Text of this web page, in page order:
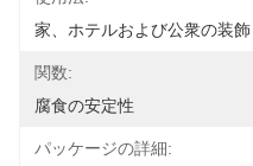
家、ホテルおよび公衆の装飾
関数:
腐食の安定性
パッケージの詳細: